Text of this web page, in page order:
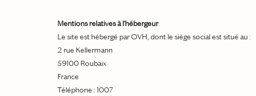
Mentions relatives à l’hébergeur
Le site est hébergé par OVH, dont le siège social est situé au :
2 rue Kellermann
59100 Roubaix
France
Téléphone : 1007